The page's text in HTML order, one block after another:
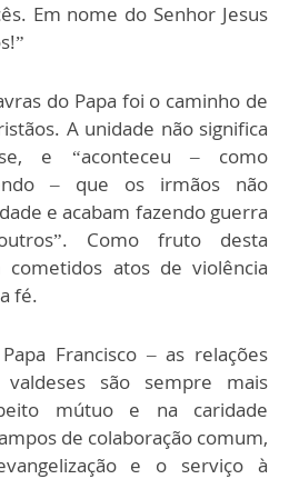
Em nome do Senhor Jesus
do Papa foi o caminho de
A unidade não significa
e “aconteceu – como
– que os irmãos não
e acabam fazendo guerra
Como fruto desta
cometidos atos de violência
fé.
Francisco – as relações
são sempre mais
mútuo e na caridade
de colaboração comum,
e o serviço à